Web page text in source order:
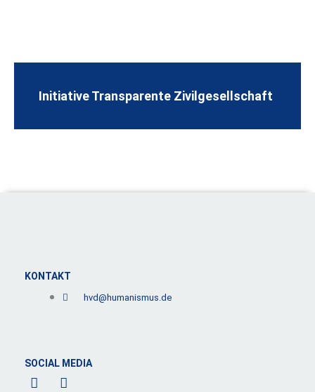
Initiative Transparente Zivilgesellschaft
KONTAKT
hvd@humanismus.de
SOCIAL MEDIA
F
L